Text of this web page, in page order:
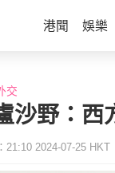
港聞 娛樂
交
沙野：西
21:10 2024-07-25 HKT